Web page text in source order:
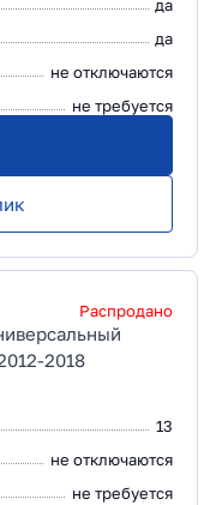
да
да
не отключаются
не требуется
Распродано
2018
13
не отключаются
не требуется